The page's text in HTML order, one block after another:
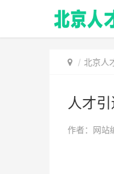
北京人
人才
作者：网站